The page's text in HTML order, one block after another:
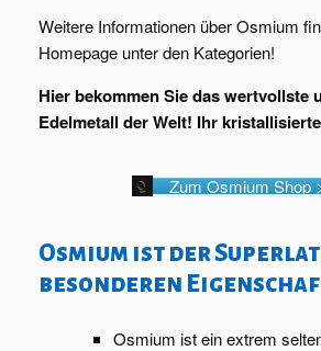
Weitere Informationen über Osmium
Homepage unter den Kategorien!
Hier bekommen Sie das wertvollste
Edelmetall der Welt! Ihr
Zum Osmium Shop
Osmium ist der
besonderen
Osmium ist ein extrem